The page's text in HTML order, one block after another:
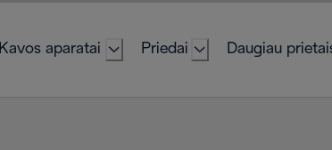
Kavos aparatai Priedai Daugiau